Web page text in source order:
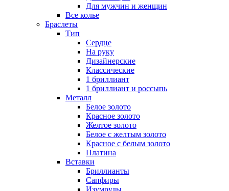
Для мужчин и женщин
Все колье
Браслеты
Тип
Сердце
На руку
Дизайнерские
Классические
1 бриллиант
1 бриллиант и россыпь
Металл
Белое золото
Красное золото
Желтое золото
Белое с желтым золото
Красное с белым золото
Платина
Вставки
Бриллианты
Сапфиры
Изумруды